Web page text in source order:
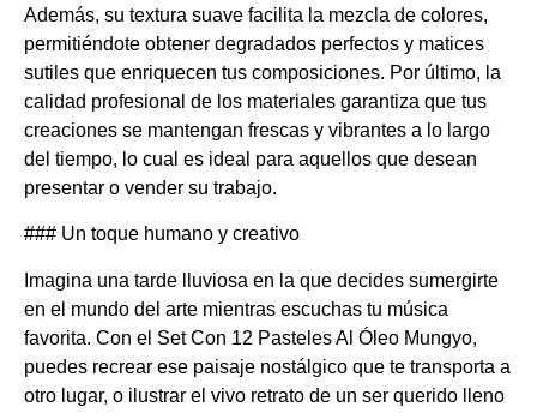
Además, su textura suave facilita la mezcla de colores,
permitiéndote obtener degradados perfectos y matices
sutiles que enriquecen tus composiciones. Por último, la
calidad profesional de los materiales garantiza que tus
creaciones se mantengan frescas y vibrantes a lo largo
del tiempo, lo cual es ideal para aquellos que desean
presentar o vender su trabajo.
### Un toque humano y creativo
Imagina una tarde lluviosa en la que decides sumergirte
en el mundo del arte mientras escuchas tu música
favorita. Con el Set Con 12 Pasteles Al Óleo Mungyo,
puedes recrear ese paisaje nostálgico que te transporta a
otro lugar, o ilustrar el vivo retrato de un ser querido lleno